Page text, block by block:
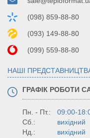
(098) 859-88-80
(093) 149-88-80
(099) 559-88-80
НАШІ
ГРАФІК РОБОТИ
Пн. - Пт.:
09:00-
Сб.:
вихідний
Нд.:
вихідний